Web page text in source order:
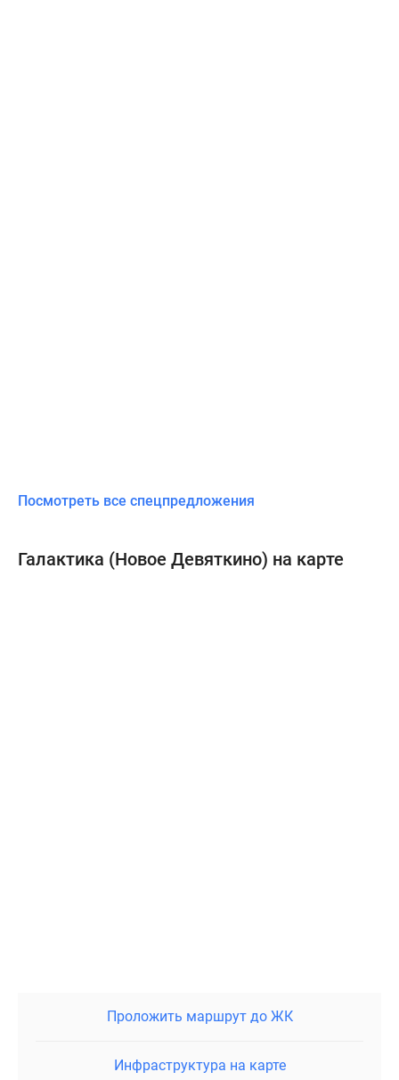
Посмотреть все спецпредложения
Галактика (Новое Девяткино) на карте
Проложить маршрут до ЖК
Инфраструктура на карте